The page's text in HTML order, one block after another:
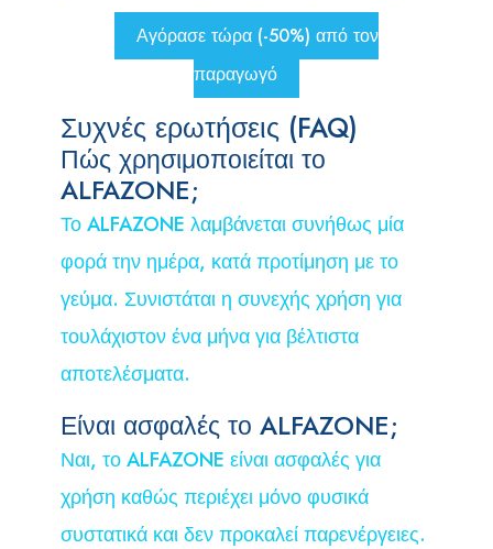
Αγόρασε τώρα (-50%) από τον
παραγωγό
Συχνές ερωτήσεις (FAQ)
Πώς χρησιμοποιείται το
ALFAZONE;
Το ALFAZONE λαμβάνεται συνήθως μία
φορά την ημέρα, κατά προτίμηση με το
γεύμα. Συνιστάται η συνεχής χρήση για
τουλάχιστον ένα μήνα για βέλτιστα
αποτελέσματα.
Είναι ασφαλές το ALFAZONE;
Ναι, το ALFAZONE είναι ασφαλές για
χρήση καθώς περιέχει μόνο φυσικά
συστατικά και δεν προκαλεί παρενέργειες.